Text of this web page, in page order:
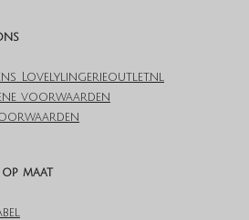
Lovelylingerieoutlet.nl
voorwaarden
op maat